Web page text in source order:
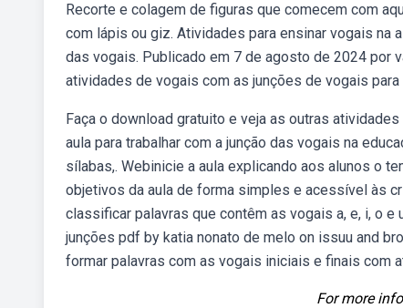
Recorte e colagem de figuras que comecem com
com lápis ou giz. Atividades para ensinar vogais na
das vogais. Publicado em 7 de agosto de 2024 por
atividades de vogais com as junções de vogais para
Faça o download gratuito e veja as outras
aula para trabalhar com a junção das vogais na
sílabas,. Webinicie a aula explicando aos alunos o
objetivos da aula de forma simples e acessível às
classificar palavras que contêm as vogais a, e, i, o
junções pdf by katia nonato de melo on issuu and
formar palavras com as vogais iniciais e finais com
For more